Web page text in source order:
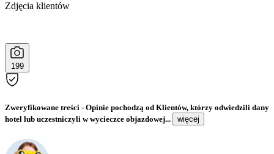
Zdjęcia klientów
199
Zweryfikowane treści - Opinie pochodzą od Klientów, którzy odwiedzili dany
hotel lub uczestniczyli w wycieczce objazdowej...
więcej